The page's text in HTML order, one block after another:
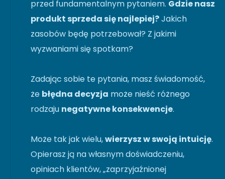
przed fundamentalnym pytaniem. Gdzie nasz
produkt sprzeda się najlepiej?Jakich
zasobów będę potrzebował? Z jakimi
wyzwaniami się spotkam?
Zadając sobie te pytania, masz świadomość,
że błędna decyzja może nieść różnego
rodzaju negatywne konsekwencje.
Może tak jak wielu,wierzysz w swoją intuicję.
Opierasz ją na własnym doświadczeniu,
opiniach klientów, „zaprzyjaźnionej